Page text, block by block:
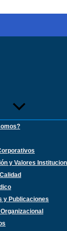
y Valores
y Publicaciones